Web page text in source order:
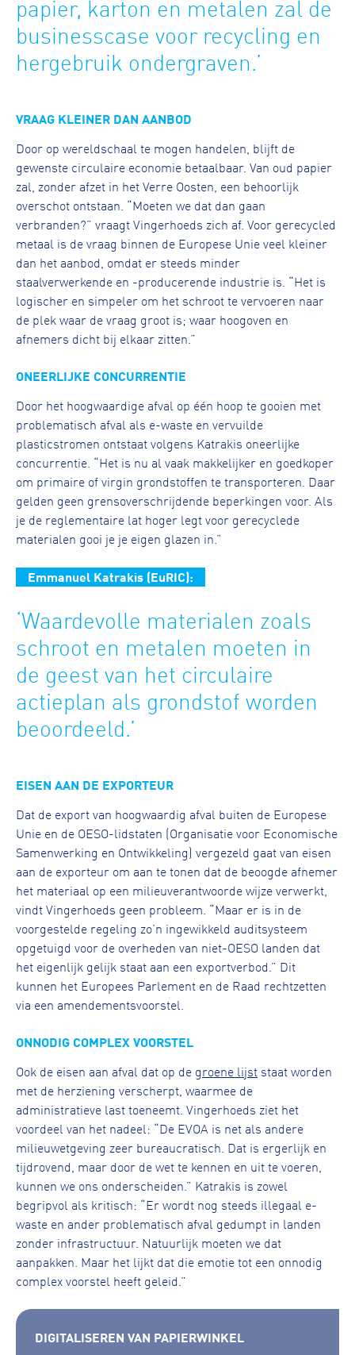
papier, karton en metalen zal de
businesscase voor recycling en
hergebruik ondergraven.’
VRAAG KLEINER DAN AANBOD
Door op wereldschaal te mogen handelen, blijft de
gewenste circulaire economie betaalbaar. Van oud papier
zal, zonder afzet in het Verre Oosten, een behoorlijk
overschot ontstaan. “Moeten we dat dan gaan
verbranden?” vraagt Vingerhoeds zich af. Voor gerecycled
metaal is de vraag binnen de Europese Unie veel kleiner
dan het aanbod, omdat er steeds minder
staalverwerkende en -producerende industrie is. “Het is
logischer en simpeler om het schroot te vervoeren naar
de plek waar de vraag groot is; waar hoogoven en
afnemers dicht bij elkaar zitten.”
ONEERLIJKE CONCURRENTIE
Door het hoogwaardige afval op één hoop te gooien met
problematisch afval als e-waste en vervuilde
plasticstromen ontstaat volgens Katrakis oneerlijke
concurrentie. “Het is nu al vaak makkelijker en goedkoper
om primaire of virgin grondstoffen te transporteren. Daar
gelden geen grensoverschrijdende beperkingen voor. Als
je de reglementaire lat hoger legt voor gerecyclede
materialen gooi je je eigen glazen in.”
Emmanuel Katrakis (EuRIC):
‘Waardevolle materialen zoals
schroot en metalen moeten in
de geest van het circulaire
actieplan als grondstof worden
beoordeeld.’
EISEN AAN DE EXPORTEUR
Dat de export van hoogwaardig afval buiten de Europese
Unie en de OESO-lidstaten (Organisatie voor Economische
Samenwerking en Ontwikkeling) vergezeld gaat van eisen
aan de exporteur om aan te tonen dat de beoogde afnemer
het materiaal op een milieuverantwoorde wijze verwerkt,
vindt Vingerhoeds geen probleem. “Maar er is in de
voorgestelde regeling zo’n ingewikkeld auditsysteem
opgetuigd voor de overheden van niet-OESO landen dat
het eigenlijk gelijk staat aan een exportverbod.” Dit
kunnen het Europees Parlement en de Raad rechtzetten
via een amendementsvoorstel.
ONNODIG COMPLEX VOORSTEL
Ook de eisen aan afval dat op de groene lijst staat worden
met de herziening verscherpt, waarmee de
administratieve last toeneemt. Vingerhoeds ziet het
voordeel van het nadeel: “De EVOA is net als andere
milieuwetgeving zeer bureaucratisch. Dat is ergerlijk en
tijdrovend, maar door de wet te kennen en uit te voeren,
kunnen we ons onderscheiden.” Katrakis is zowel
begripvol als kritisch: “Er wordt nog steeds illegaal e-
waste en ander problematisch afval gedumpt in landen
zonder infrastructuur. Natuurlijk moeten we dat
aanpakken. Maar het lijkt dat die emotie tot een onnodig
complex voorstel heeft geleid.”
DIGITALISEREN VAN PAPIERWINKEL